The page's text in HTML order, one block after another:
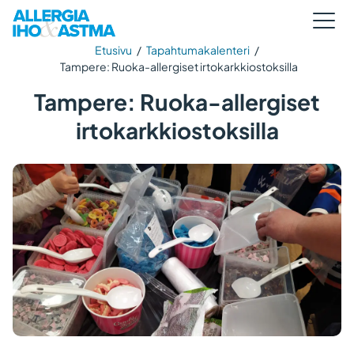
Etusivu / Tapahtumakalenteri /
Tampere: Ruoka-allergiset irtokarkkiostoksilla
Tampere: Ruoka-allergiset
irtokarkkiostoksilla